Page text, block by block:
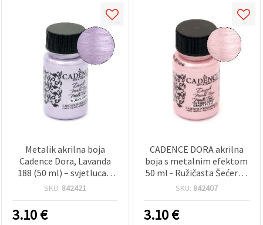
Metalik akrilna boja
Cadence Dora, Lavanda
188 (50 ml) – svjetlucavi
efekt za više površina:
drvo, papir i plastiku
SKU: 842421
3.10€
CADENCE DORA akrilna
boja s metalnim efektom
50 ml - Ružičasta Šećerna
vata 176 | Svjetlucavi
rukotvorine, platno, papir
SKU: 842407
3.10€